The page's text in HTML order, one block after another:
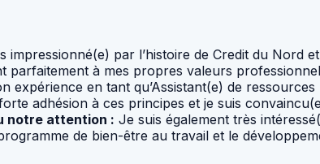
impressionné(e) par l’histoire de Credit du Nord
parfaitement à mes propres valeurs
expérience en tant qu’Assistant(e) de
adhésion à ces principes et je suis
notre attention : Je suis également très
de bien-être au travail et le